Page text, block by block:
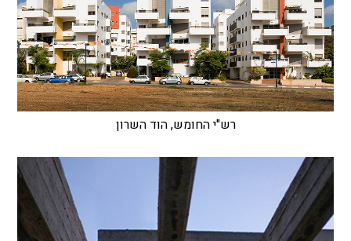
רש"י החומש, הוד השרון